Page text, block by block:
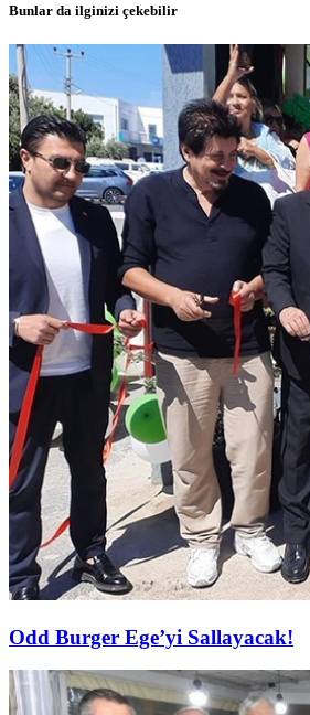
Bunlar da ilginizi çekebilir
Odd Burger Ege’yi Sallayacak!